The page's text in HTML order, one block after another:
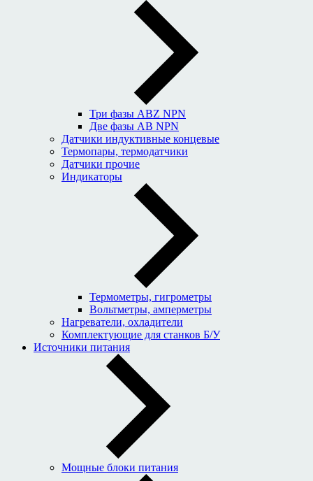
Три фазы ABZ NPN
Две фазы AB NPN
Датчики индуктивные концевые
Термопары, термодатчики
Датчики прочие
Индикаторы
Термометры, гигрометры
Вольтметры, амперметры
Нагреватели, охладители
Комплектующие для станков Б/У
Источники питания
Мощные блоки питания